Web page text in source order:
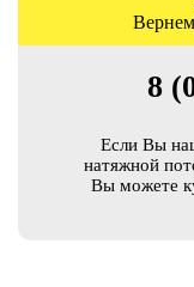
8
Если Вы
натяжной
Вы можете